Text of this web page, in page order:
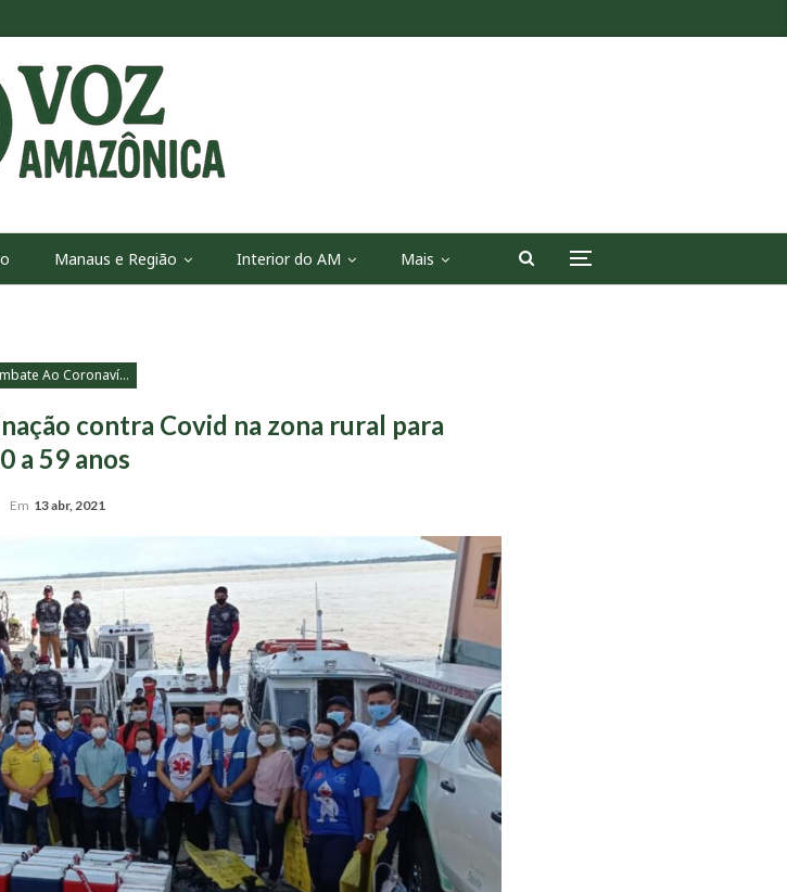
Manaus e Região Interior do AM Mais
Combate Ao Coronavírus
contra Covid na zona rural para
a 59 anos
Em 13 abr, 2021